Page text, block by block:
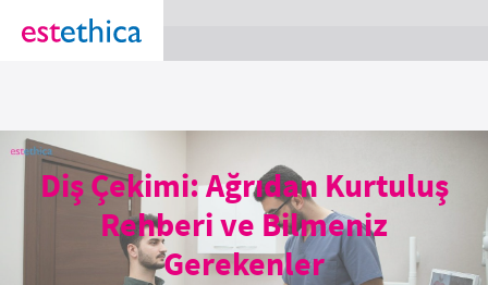
section Service {
Diş Çekimi: Ağrıdan Kurtuluş
Rehberi ve Bilmeniz
Gerekenler